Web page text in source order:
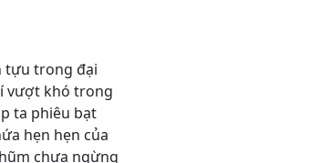
tựu trong đại
vượt khó trong
ta phiêu bạt
hẹn hẹn của
chưa ngừng